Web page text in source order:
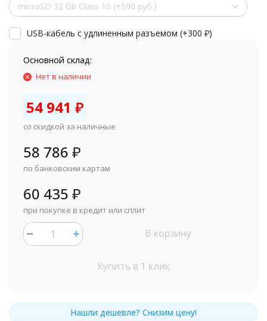
microSD 32 Gb Class 10 (+590 руб.)
USB-кабель с удлиненным разъемом (+300 ₽)
Основной склад:
Нет в наличии
54 941 ₽
со скидкой за наличные
58 786 ₽
по банковским картам
60 435 ₽
при покупке в кредит или сплит
В корзину
Купить в 1 клик